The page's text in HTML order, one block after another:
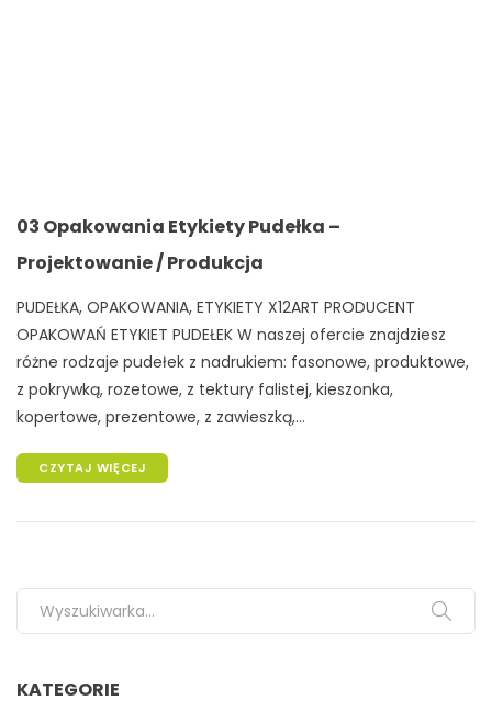
03 Opakowania Etykiety Pudełka –
Projektowanie / Produkcja
PUDEŁKA, OPAKOWANIA, ETYKIETY X12ART PRODUCENT
OPAKOWAŃ ETYKIET PUDEŁEK W naszej ofercie znajdziesz
różne rodzaje pudełek z nadrukiem: fasonowe, produktowe,
z pokrywką, rozetowe, z tektury falistej, kieszonka,
kopertowe, prezentowe, z zawieszką,...
CZYTAJ WIĘCEJ
Search for:
KATEGORIE